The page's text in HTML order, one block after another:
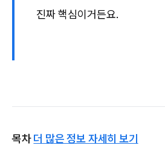
진짜 핵심이거든요.
목차더 많은 정보 자세히 보기